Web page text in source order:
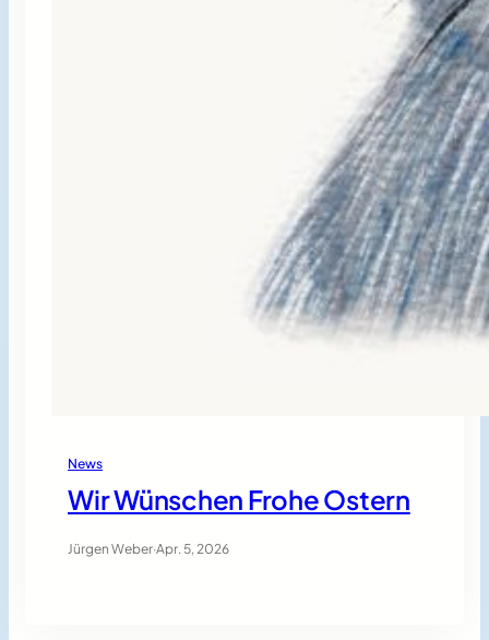
News
Wir Wünschen Frohe Ostern
Jürgen Weber·Apr. 5, 2026